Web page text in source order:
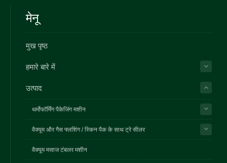
मेनू
मुख पृष्ठ
हमारे बारे में
उत्पाद
थर्मोफॉर्मिंग पैकेजिंग मशीन
वैक्यूम और गैस फ्लशिंग / स्किन पैक के साथ ट्रे सीलर
वैक्यूम मसाज टंबलर मशीन